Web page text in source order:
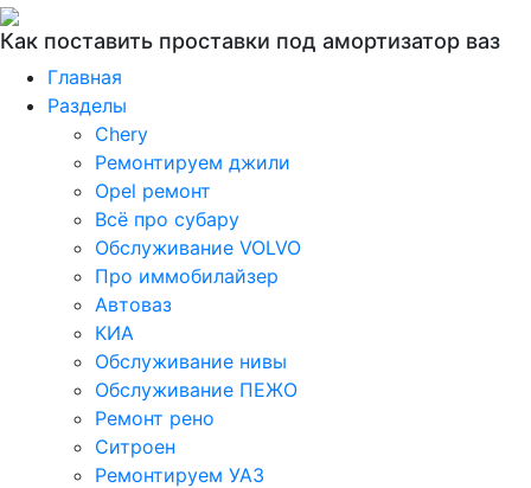
Как поставить проставки под амортизатор ваз
Главная
Разделы
Chery
Ремонтируем джили
Opel ремонт
Всё про субару
Обслуживание VOLVO
Про иммобилайзер
Автоваз
КИА
Обслуживание нивы
Обслуживание ПЕЖО
Ремонт рено
Ситроен
Ремонтируем УАЗ